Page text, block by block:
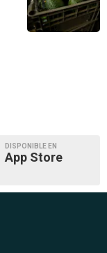
DISPONIBLE EN
App Store